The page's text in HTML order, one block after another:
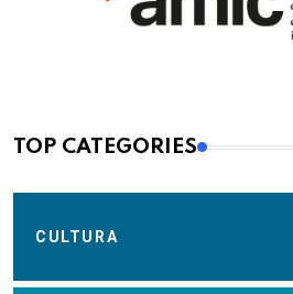
TOP CATEGORIES
CULTURA